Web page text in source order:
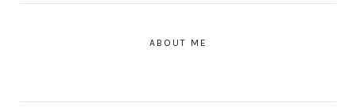
ABOUT ME